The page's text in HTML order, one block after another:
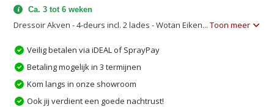
Ca. 3 tot 6 weken
Dressoir Akven - 4-deurs incl. 2 lades - Wotan Eiken...Toon meer
Veilig betalen via iDEAL of SprayPay
Betaling mogelijk in 3 termijnen
Kom langs in onze showroom
Ook jij verdient een goede nachtrust!